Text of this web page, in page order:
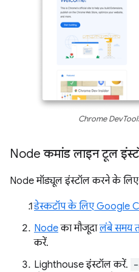
Chrome
Node कमांड लाइन टूल
Node मॉड्यूल इंस्टॉल करने के
डेस्कटॉप के लिए Google
Nodeका मौजूदालंबे समय
करें.
Lighthouse इंस्टॉल करें.